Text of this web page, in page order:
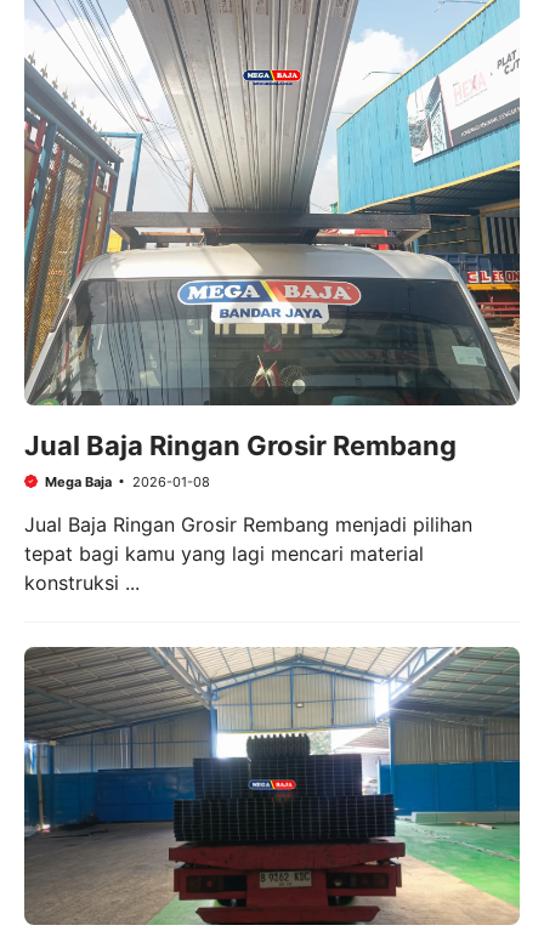
Jual Baja Ringan Grosir Rembang
Mega Baja 2026-01-08
Jual Baja Ringan Grosir Rembang menjadi pilihan
tepat bagi kamu yang lagi mencari material
konstruksi ...